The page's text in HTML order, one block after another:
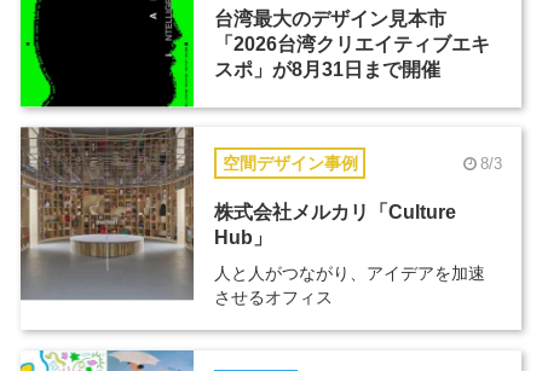
台湾最大のデザイン見本市
「2026台湾クリエイティブエキ
スポ」が8月31日まで開催
空間デザイン事例 8/3
株式会社メルカリ「Culture
Hub」
人と人がつながり、アイデアを加速
させるオフィス